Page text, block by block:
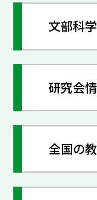
文部科
研究会
全国の